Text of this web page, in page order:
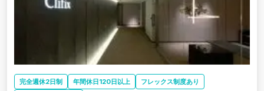
完全週休2日制 年間休日120日以上
フレックス制度あり